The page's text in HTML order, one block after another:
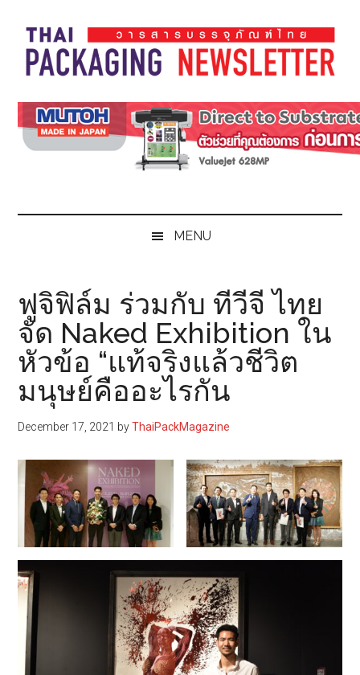
main
content
secondary
menu
primary
sidebar
footer
Thai
Pack
Magazine
Pack
Magazine
MENU
ฟูจิฟิล์ม ร่วมกับ ทีวีจี ไทย
จัด Naked Exhibition ใน
หัวข้อ “แท้จริงแล้วชีวิต
มนุษย์คืออะไรกัน
December 17, 2021 byThaiPackMagazine